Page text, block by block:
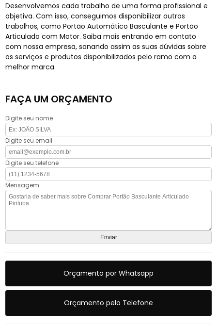
Desenvolvemos cada trabalho de uma forma profissional e
objetiva. Com isso, conseguimos disponibilizar outros
trabalhos, como Portão Automático Basculante e Portão
Articulado com Motor. Saiba mais entrando em contato
com nossa empresa, sanando assim as suas dúvidas sobre
os serviços e produtos disponibilizados pelo ramo com a
melhor marca.
FAÇA UM ORÇAMENTO
Digite seu nome
Digite seu email
Digite seu telefone
Mensagem
Orçamento por Whatsapp
Orçamento pelo Telefone